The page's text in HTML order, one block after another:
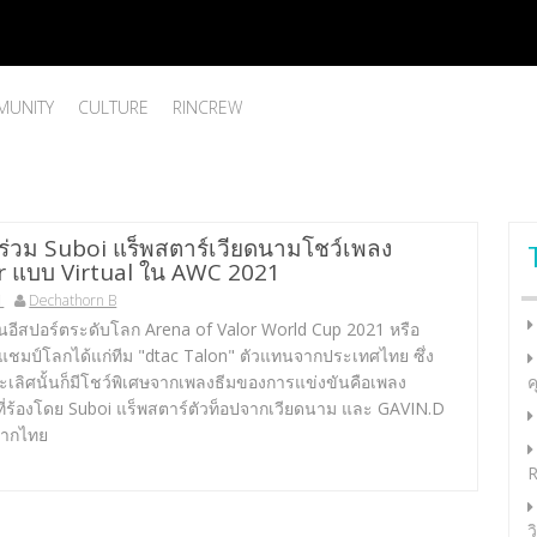
CULTURE RINCREW
วม Suboi แร็พสตาร์เวียดนามโชว์เพลง
บบ Virtual ใน AWC 2021
Dechathorn B
สปอร์ตระดับโลก Arena of Valor World Cup 2021 หรือ
ชมป์โลกได้แก่ทีม "dtac Talon" ตัวแทนจากประเทศไทย ซึ่ง
ลิศนั้นก็มีโชว์พิเศษจากเพลงธีมของการแข่งขันคือเพลง
องโดย Suboi แร็พสตาร์ตัวท็อปจากเวียดนาม และ GAVIN.D
กไทย